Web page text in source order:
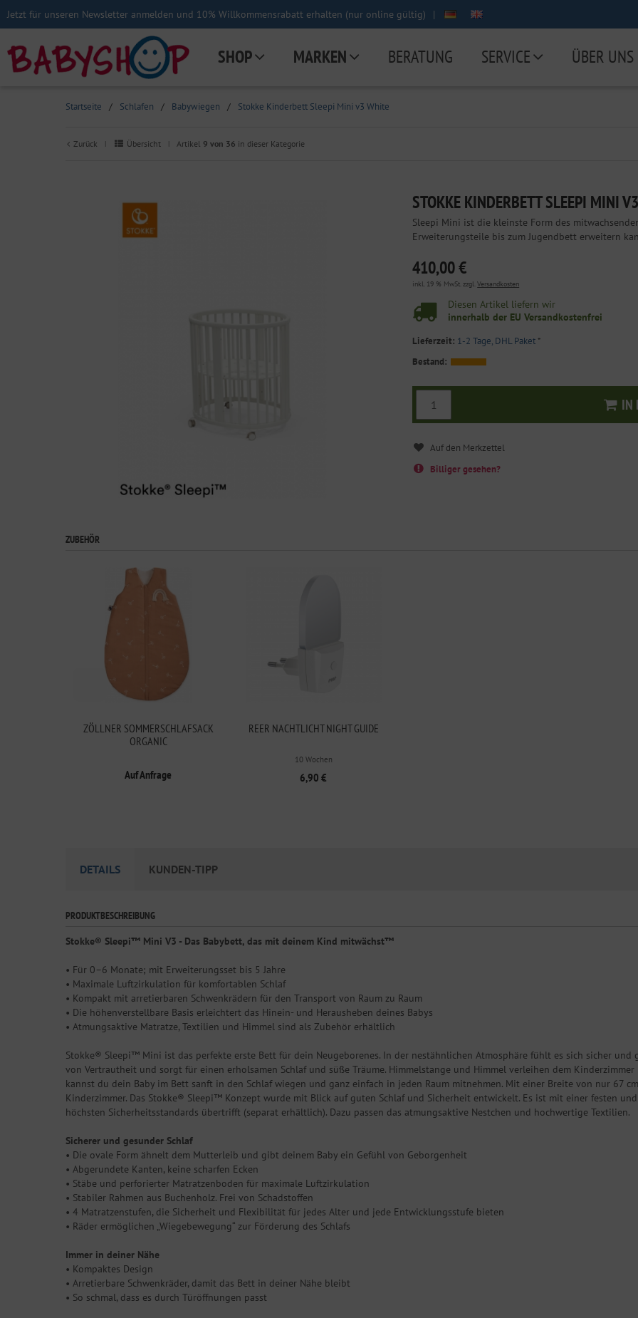
Jetzt für unseren Newsletter anmelden und 10% Willkommensrabatt erhalten (nur online gültig) |
SHOP MARKEN BERATUNG SERVICE ÜBER UNS
Startseite / Schlafen / Babywiegen / Stokke Kinderbett Sleepi Mini v3 White
Zurück | Übersicht | Artikel 9 von 36 in dieser Kategorie
STOKKE KINDERBETT SLEEPI MINI
Sleepi Mini ist die kleinste Form des
Erweiterungsteile bis zum Jugendbett erweitern
410,00 €
inkl. 19 % MwSt. zzgl.Versandkosten
Diesen Artikel liefern wir
innerhalb der EU Versandkostenfrei
Lieferzeit: 1-2 Tage, DHL Paket*
Bestand:
IN
Billiger gesehen?
ZUBEHÖR
ZÖLLNER SOMMERSCHLAFSACK
ORGANIC
Auf Anfrage
REER NACHTLICHT NIGHT GUIDE
10 Wochen
6,90 €
DETAILS KUNDEN-TIPP
PRODUKTBESCHREIBUNG
Stokke® Sleepi™ Mini V3 - Das Babybett, das mit deinem Kind mitwächst™
• Für 0–6 Monate; mit Erweiterungsset bis 5 Jahre
• Maximale Luftzirkulation für komfortablen Schlaf
• Kompakt mit arretierbaren Schwenkrädern für den Transport von Raum zu Raum
• Die höhenverstellbare Basis erleichtert das Hinein- und Herausheben deines Babys
• Atmungsaktive Matratze, Textilien und Himmel sind als Zubehör erhältlich
Stokke® Sleepi™ Mini ist das perfekte erste Bett für dein Neugeborenes. In der nestähnlichen Atmosphäre fühlt es sich sicher und
von Vertrautheit und sorgt für einen erholsamen Schlaf und süße Träume. Himmelstange und Himmel verleihen dem
kannst du dein Baby im Bett sanft in den Schlaf wiegen und ganz einfach in jeden Raum mitnehmen. Mit einer Breite von nur 67
Kinderzimmer. Das Stokke® Sleepi™ Konzept wurde mit Blick auf guten Schlaf und Sicherheit entwickelt. Es ist mit einer festen
höchsten Sicherheitsstandards übertrifft (separat erhältlich). Dazu passen das atmungsaktive Nestchen und hochwertige Textilien.
Sicherer und gesunder Schlaf
• Die ovale Form ähnelt dem Mutterleib und gibt deinem Baby ein Gefühl von Geborgenheit
• Abgerundete Kanten, keine scharfen Ecken
• Stäbe und perforierter Matratzenboden für maximale Luftzirkulation
• Stabiler Rahmen aus Buchenholz. Frei von Schadstoffen
• 4 Matratzenstufen, die Sicherheit und Flexibilität für jedes Alter und jede Entwicklungsstufe bieten
• Räder ermöglichen „Wiegebewegung“ zur Förderung des Schlafs
Immer in deiner Nähe
• Kompaktes Design
• Arretierbare Schwenkräder, damit das Bett in deiner Nähe bleibt
• So schmal, dass es durch Türöffnungen passt